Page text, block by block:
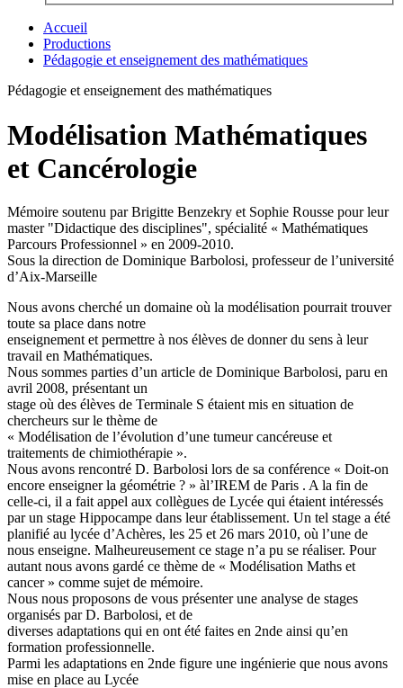
Accueil
Productions
Pédagogie et enseignement des mathématiques
Pédagogie et enseignement des mathématiques
Modélisation Mathématiques
et Cancérologie
Mémoire soutenu par Brigitte Benzekry et Sophie Rousse pour leur
master "Didactique des disciplines", spécialité « Mathématiques
Parcours Professionnel » en 2009-2010.
Sous la direction de Dominique Barbolosi, professeur de l’université
d’Aix-Marseille
Nous avons cherché un domaine où la modélisation pourrait trouver
toute sa place dans notre
enseignement et permettre à nos élèves de donner du sens à leur
travail en Mathématiques.
Nous sommes parties d’un article de Dominique Barbolosi, paru en
avril 2008, présentant un
stage où des élèves de Terminale S étaient mis en situation de
chercheurs sur le thème de
« Modélisation de l’évolution d’une tumeur cancéreuse et
traitements de chimiothérapie ».
Nous avons rencontré D. Barbolosi lors de sa conférence « Doit-on
encore enseigner la géométrie ? » àl’IREM de Paris . A la fin de
celle-ci, il a fait appel aux collègues de Lycée qui étaient intéressés
par un stage Hippocampe dans leur établissement. Un tel stage a été
planifié au lycée d’Achères, les 25 et 26 mars 2010, où l’une de
nous enseigne. Malheureusement ce stage n’a pu se réaliser. Pour
autant nous avons gardé ce thème de « Modélisation Maths et
cancer » comme sujet de mémoire.
Nous nous proposons de vous présenter une analyse de stages
organisés par D. Barbolosi, et de
diverses adaptations qui en ont été faites en 2nde ainsi qu’en
formation professionnelle.
Parmi les adaptations en 2nde figure une ingénierie que nous avons
mise en place au Lycée